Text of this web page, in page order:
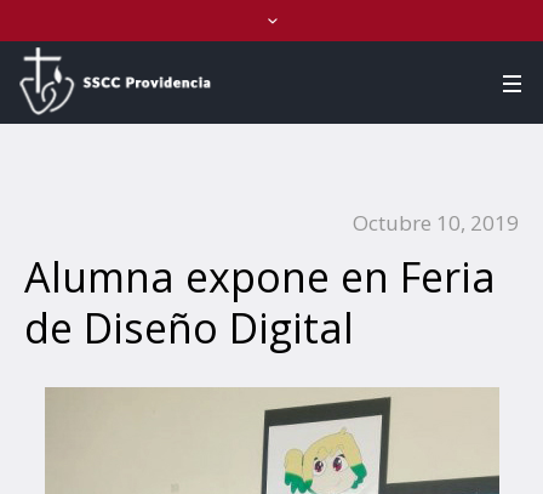
Octubre 10, 2019
Alumna expone en Feria
de Diseño Digital